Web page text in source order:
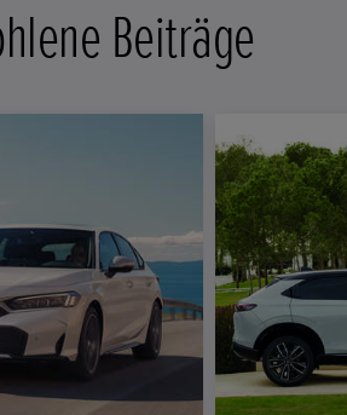
Beiträge